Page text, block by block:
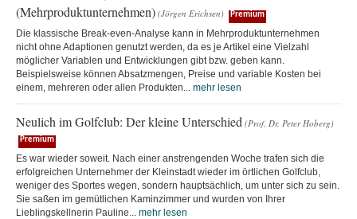
(Mehrproduktunternehmen) (Jörgen Erichsen) Premium
Die klassische Break-even-Analyse kann in Mehrproduktunternehmen
nicht ohne Adaptionen genutzt werden, da es je Artikel eine Vielzahl
möglicher Variablen und Entwicklungen gibt bzw. geben kann.
Beispielsweise können Absatzmengen, Preise und variable Kosten bei
einem, mehreren oder allen Produkten... mehr lesen
Neulich im Golfclub: Der kleine Unterschied (Prof. Dr. Peter Hoberg)
Premium
Es war wieder soweit. Nach einer anstrengenden Woche trafen sich die
erfolgreichen Unternehmer der Kleinstadt wieder im örtlichen Golfclub,
weniger des Sportes wegen, sondern hauptsächlich, um unter sich zu sein.
Sie saßen im gemütlichen Kaminzimmer und wurden von Ihrer
Lieblingskellnerin Pauline... mehr lesen